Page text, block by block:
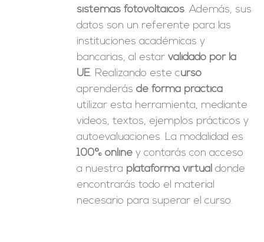
sistemas fotovoltaicos. Además, sus
datos son un referente para las
instituciones académicas y
bancarias, al estarvalidado por la
UE. Realizando este curso
aprenderásde forma práctica
utilizar esta herramienta, mediante
videos, textos, ejemplos prácticos y
autoevaluaciones. La modalidad es
100% online y contarás con acceso
a nuestra plataforma virtual donde
encontrarás todo el material
necesario para superar el curso.